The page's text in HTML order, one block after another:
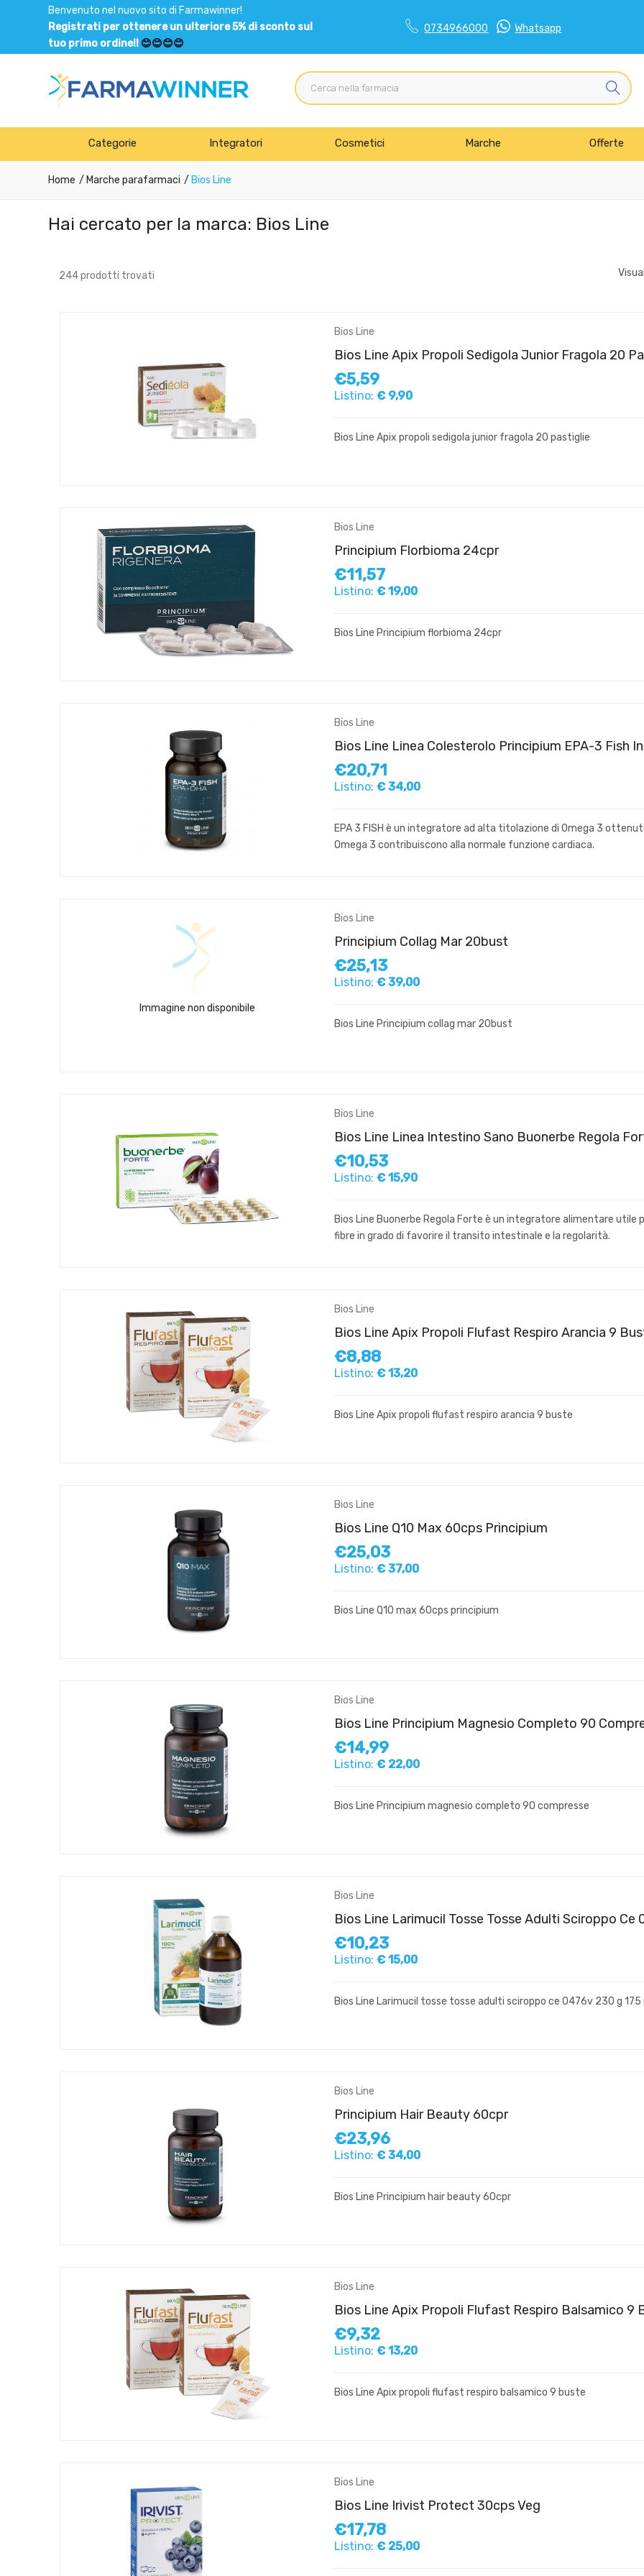
Benvenuto nel nuovo sito di Farmawinner!
Registrati per ottenere un ulteriore 5% di sconto sul
tuo primo ordine!! 😊😊😊😊
0734966000 Whatsapp
Categorie Integratori Cosmetici Marche Offerte
Home Marche parafarmaci Bios Line
Hai cercato per la marca: Bios Line
244 prodotti trovati
Bios Line
Bios Line Apix Propoli Sedigola Junior Fragola 20
€5,59
Listino: € 9,90
Bios Line Apix propoli sedigola junior fragola 20 pastiglie
Bios Line
Principium Florbioma 24cpr
€11,57
Listino: € 19,00
Bios Line Principium florbioma 24cpr
Bios Line
Bios Line Linea Colesterolo Principium EPA-3 Fish
€20,71
Listino: € 34,00
EPA 3 FISH è un integratore ad alta titolazione di Omega 3
Omega 3 contribuiscono alla normale funzione cardiaca.
Immagine non disponibile
Bios Line
Principium Collag Mar 20bust
€25,13
Listino: € 39,00
Bios Line Principium collag mar 20bust
Bios Line
Bios Line Linea Intestino Sano Buonerbe Regola
€10,53
Listino: € 15,90
Bios Line Buonerbe Regola Forte è un integratore alimentare
fibre in grado di favorire il transito intestinale e la regolarità.
Bios Line
Bios Line Apix Propoli Flufast Respiro Arancia 9
€8,88
Listino: € 13,20
Bios Line Apix propoli flufast respiro arancia 9 buste
Bios Line
Bios Line Q10 Max 60cps Principium
€25,03
Listino: € 37,00
Bios Line Q10 max 60cps principium
Bios Line
Bios Line Principium Magnesio Completo 90
€14,99
Listino: € 22,00
Bios Line Principium magnesio completo 90 compresse
Bios Line
Bios Line Larimucil Tosse Tosse Adulti Sciroppo Ce
€10,23
Listino: € 15,00
Bios Line Larimucil tosse tosse adulti sciroppo ce 0476v 230 g 175
Bios Line
Principium Hair Beauty 60cpr
€23,96
Listino: € 34,00
Bios Line Principium hair beauty 60cpr
Bios Line
Bios Line Apix Propoli Flufast Respiro Balsamico 9
€9,32
Listino: € 13,20
Bios Line Apix propoli flufast respiro balsamico 9 buste
Bios Line
Bios Line Irivist Protect 30cps Veg
€17,78
Listino: € 25,00